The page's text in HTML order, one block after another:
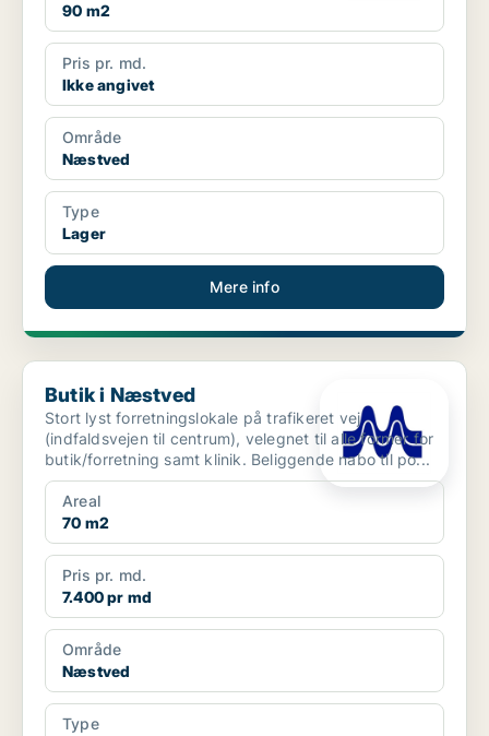
90 m2
Pris pr. md.
Ikke angivet
Område
Næstved
Type
Lager
Mere info
Butik i Næstved
Butik i Næstved
Stort lyst forretningslokale på trafikeret vej
(indfaldsvejen til centrum), velegnet til alle former for
butik/forretning samt klinik. Beliggende nabo til po...
Areal
70 m2
Pris pr. md.
7.400 pr md
Område
Næstved
Type